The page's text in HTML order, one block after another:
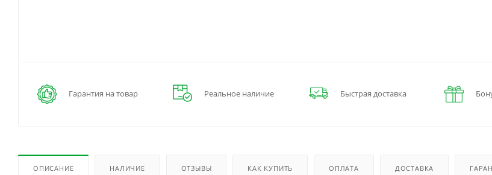
Гарантия на товар Реальное наличие Быстрая доставка
ОПИСАНИЕ НАЛИЧИЕ ОТЗЫВЫ КАК КУПИТЬ ОПЛАТА ДОСТАВКА